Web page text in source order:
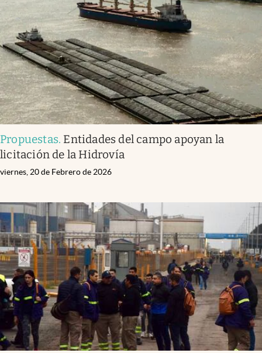
Infotechnology
Clase
Clima
Mundial 2026
Eventos Corporativos
El Cronista Studio
Mediakit
abre en nueva pestaña
Argentina
Propuestas. Entidades del campo apoyan la
licitación de la Hidrovía
viernes, 20 de Febrero de 2026